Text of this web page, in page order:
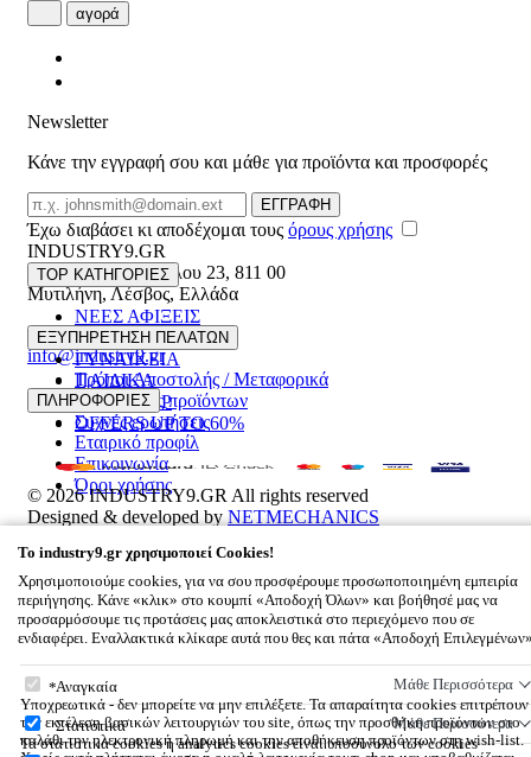
αγορά
Newsletter
Κάνε την εγγραφή σου και μάθε για προϊόντα και προσφορές
Email
ΕΓΓΡΑΦΗ
Έχω διαβάσει κι αποδέχομαι τους όρους χρήσης
INDUSTRY9.GR
Ελευθέριου Βενιζέλου 23, 811 00
Μυτιλήνη,Λέσβος,Ελλάδα
22510 55629
info@industry9.gr
TOP ΚΑΤΗΓΟΡΙΕΣ
ΝΕΕΣ ΑΦΙΞΕΙΣ
ΑΝΔΡΙΚΑ
ΓΥΝΑΙΚΕΙΑ
ΠΑΙΔΙΚΑ
ΑΞΕΣΟΥΑΡ
OFFERS UP TO 60%
ΕΞΥΠΗΡΕΤΗΣΗ ΠΕΛΑΤΩΝ
Τρόποι Αποστολής / Μεταφορικά
Επιστροφές προϊόντων
Συχνές ερωτήσεις
ΠΛΗΡΟΦΟΡΙΕΣ
Εταιρικό προφίλ
Επικοινωνία
Όροι χρήσης
© 2026INDUSTRY9.GR All rights reserved
Designed & developed by NETMECHANICS
Βάλε κάτι στο καλάθι σου
To industry9.gr χρησιμοποιεί Cookies!
Χρησιμοποιούμε cookies, για να σου προσφέρουμε προσωποποιημένη εμπειρία
περιήγησης. Κάνε «κλικ» στο κουμπί «Αποδοχή Όλων» και βοήθησέ μας να
προσαρμόσουμε τις προτάσεις μας αποκλειστικά στο περιεχόμενο που σε
ενδιαφέρει. Εναλλακτικά κλίκαρε αυτά που θες και πάτα «Αποδοχή
To
Αναγκαία Μάθε Περισσότερα
Υποχρεωτικά - δεν μπορείτε να μην επιλέξετε. Τα απαραίτητα cookies επιτρέπουν
την εκτέλεση βασικών λειτουργιών του site, όπως την προσθήκη προϊόντων στο
καλάθι την ηλεκτρονική πληρωμή και την αποθήκευση προϊόντων στη wish-list.
Στατιστικά Μάθε Περισσότερα
Τα στατιστικά cookies ή analytics cookies είναι υποσύνολο των cookies